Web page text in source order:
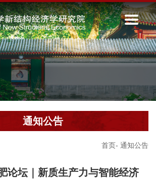
首页- 通知公告
通知公告
论坛｜新质生产力与智能经济